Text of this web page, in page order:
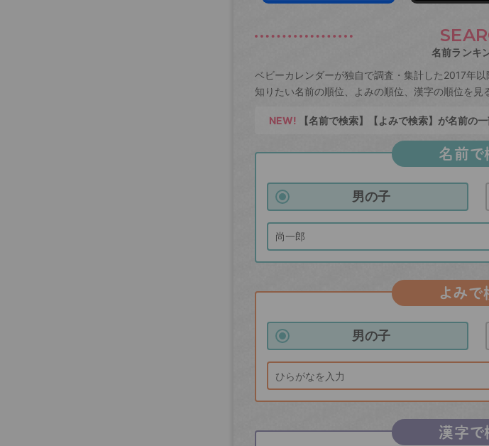
名前ランキ
ベビーカレンダーが独自で調査・集計した2017年
知りたい名前の順位、よみの順位、漢字の順位を見
NEW! 【名前で検索】【よみで検索】が名前の
名前で
男の子
よみで
男の子
漢字で